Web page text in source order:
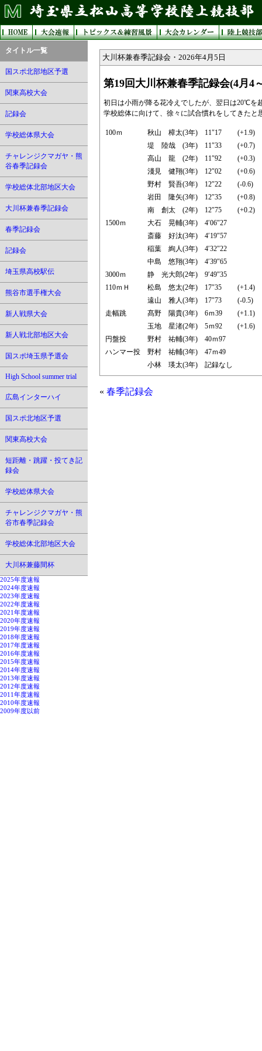
タイトル一覧
国スポ北部地区予選
関東高校大会
記録会
学校総体県大会
チャレンジクマガヤ・熊
谷春季記録会
学校総体北部地区大会
大川杯兼春季記録会
春季記録会
記録会
埼玉県高校駅伝
熊谷市選手権大会
新人戦県大会
新人戦北部地区大会
国スポ埼玉県予選会
High School summer trial
広島インターハイ
国スポ北地区予選
関東高校大会
短距離・跳躍・投てき記
録会
学校総体県大会
チャレンジクマガヤ・熊
谷市春季記録会
学校総体北部地区大会
大川杯兼藤間杯
2025年度速報
2024年度速報
2023年度速報
2022年度速報
2021年度速報
2020年度速報
2019年度速報
2018年度速報
2017年度速報
2016年度速報
2015年度速報
2014年度速報
2013年度速報
2012年度速報
2011年度速報
2010年度速報
2009年度以前
大川杯兼春季記録会・2026年4月5日
第19回大川杯兼春季記録会(4月4
初日は小雨が降る花冷えでしたが、翌日は20℃を
学校総体に向けて、徐々に試合慣れをしてきたと
100ｍ 秋山 樟太(3年) 11″17
(+1.9)
堤 陸哉 (3年)
11″33
(+0.7)
高山 龍 (2年)
11″92
(+0.3)
淺見 健翔(3年)
12″02
(+0.6)
野村 賢吾(3年)
12″22
(-0.6)
岩田 隆矢(3年)
12″35
(+0.8)
南 創太 (2年)
12″75
(+0.2)
1500ｍ
大石 晃輔(3年)
4′06″27
斎藤 好汰(3年)
4′19″57
稲葉 絢人(3年)
4′32″22
中島 悠翔(3年)
4′39″65
3000ｍ
静 光大郎(2年)
9′49″35
110ｍＨ
松島 悠太(2年) 17″35
(+1.4)
遠山 雅人(3年)
17″73
(-0.5)
走幅跳
髙野 陽貴(3年) 6ｍ39
(+1.1)
玉地 星渚(2年)
5ｍ92
(+1.6)
円盤投
野村 祐輔(3年)
40ｍ97
ハンマー投
野村 祐輔(3年)
47ｍ49
小林 瑛太(3年)
記録なし
« 春季記録会